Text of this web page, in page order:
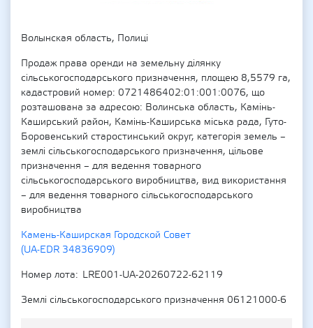
Волынская область, Полиці
Продаж права оренди на земельну ділянку
сільськогосподарського призначення, площею 8,5579 га,
кадастровий номер: 0721486402:01:001:0076, що
розташована за адресою: Волинська область, Камінь-
Каширський район, Камінь-Каширська міська рада, Гуто-
Боровенський старостинський округ, категорія земель –
землі сільськогосподарського призначення, цільове
призначення – для ведення товарного
сільськогосподарського виробництва, вид використання
– для ведення товарного сільськогосподарського
виробництва
Камень-Каширская Городской Совет
(UA-EDR 34836909)
Номер лота
LRE001-UA-20260722-62119
Землі сільськогосподарського призначення 06121000-6